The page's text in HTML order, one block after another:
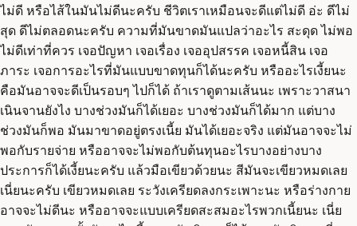
ไม่ดี หรือไส้ในมันไม่ดีนะครับ ชีวิตเราเหมือนจะดีแต่ไม่ดี อ่ะ ดีไม่
สุด ดีไม่ตลอดนะครับ ความที่มันขาดมันแปลว่าอะไร สะดุด ไม่พอ
ไม่ดีเท่าที่ควร เจอปัญหา เจอเรื่อง เจออุปสรรค เจอหนี้สิน เจอ
ภาระ เจอการอะไรที่มันแบบขาดทุนก็ได้นะครับ หรืออะไรเงี้ยนะ
คือมันอาจจะดีเป็นรอบๆ ไปก็ได้ ถ้าเราดูตามเส้นนะ เพราะวาสนา
เนินจานยังไง บางช่วงมันก็ได้เยอะ บางช่วงมันก็ได้มาก แต่บาง
ช่วงมันก็พอ มันมาขาดอยู่ตรงเนี้ย มันได้เยอะจริง แต่มันอาจจะไม่
พอกับรายจ่าย หรืออาจจะไม่พอกับต้นทุนอะไรบางอย่างบาง
ประการก็ได้เงี้ยนะครับ แล้วมือเขียวด้วยนะ สีมันจะเขียวหมดเลย
เนี่ยนะครับ เขียวหมดเลย ระวังเครียดลงกระเพาะนะ หรือร่างกาย
อาจจะไม่ดีนะ หรืออาจจะแบบเครียดสะสมอะไรพวกเนี้ยนะ เนี่ย